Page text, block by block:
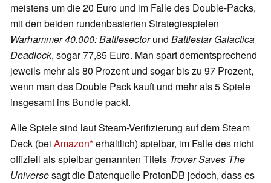
meistens um die 20 Euro und im Falle des Double-Packs,
mit den beiden rundenbasierten Strategiespielen
Warhammer 40.000: Battlesectorund Battlestar Galactica
Deadlock, sogar 77,85 Euro. Man spart dementsprechend
jeweils mehr als 80 Prozent und sogar bis zu 97 Prozent,
wenn man das Double Pack kauft und mehr als 5 Spiele
insgesamt ins Bundle packt.
Alle Spiele sind laut Steam-Verifizierung auf dem Steam
Deck (bei Amazon erhältlich) spielbar, im Falle des nicht
offiziell als spielbar genannten Titels Trover Saves The
Universesagt die Datenquelle ProtonDB jedoch, dass es